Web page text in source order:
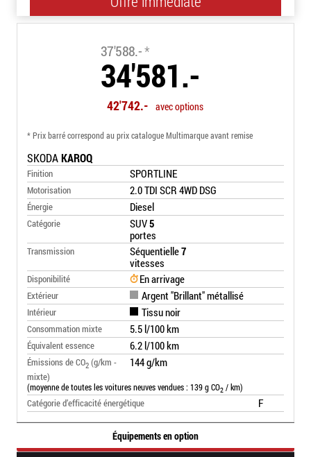
Équipements en option
37'588.-*
34'581.-
42'742.- avec options
* Prix barré correspond au prix catalogue Multimarque avant remise
SKODAKAROQ
Finition SPORTLINE
Motorisation 2.0 TDI SCR 4WD DSG
Énergie Diesel
Catégorie SUV5
portes
Transmission Séquentielle7
vitesses
Disponibilité En arrivage
Extérieur Argent "Brillant" métallisé
Intérieur Tissu noir
Consommation mixte 5.5 l/100 km
Équivalent essence 6.2 l/100 km
Émissions de CO2 (g/km -
mixte)
144 g/km
(moyenne de toutes les voitures neuves vendues : 139 g CO2 / km)
Catégorie d’efficacité énergétique F